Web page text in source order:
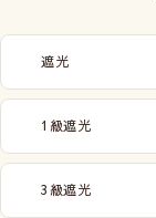
遮光
1級遮光
3級遮光